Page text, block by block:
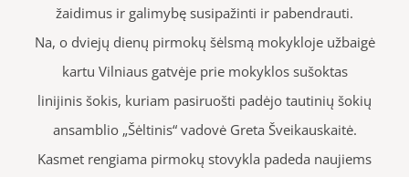
žaidimus ir galimybę susipažinti ir pabendrauti.
Na, o dviejų dienų pirmokų šėlsmą mokykloje užbaigė
kartu Vilniaus gatvėje prie mokyklos sušoktas
linijinis šokis, kuriam pasiruošti padėjo tautinių šokių
ansamblio „Šėltinis“ vadovė Greta Šveikauskaitė.
Kasmet rengiama pirmokų stovykla padeda naujiems